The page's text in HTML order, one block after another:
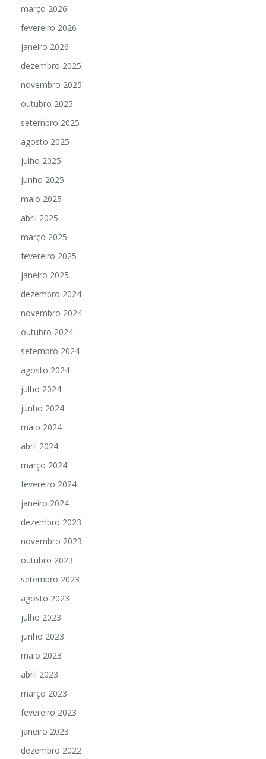
março 2026
fevereiro 2026
janeiro 2026
dezembro 2025
novembro 2025
outubro 2025
setembro 2025
agosto 2025
julho 2025
junho 2025
maio 2025
abril 2025
março 2025
fevereiro 2025
janeiro 2025
dezembro 2024
novembro 2024
outubro 2024
setembro 2024
agosto 2024
julho 2024
junho 2024
maio 2024
abril 2024
março 2024
fevereiro 2024
janeiro 2024
dezembro 2023
novembro 2023
outubro 2023
setembro 2023
agosto 2023
julho 2023
junho 2023
maio 2023
abril 2023
março 2023
fevereiro 2023
janeiro 2023
dezembro 2022